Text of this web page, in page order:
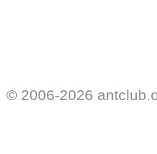
© 2006-2026